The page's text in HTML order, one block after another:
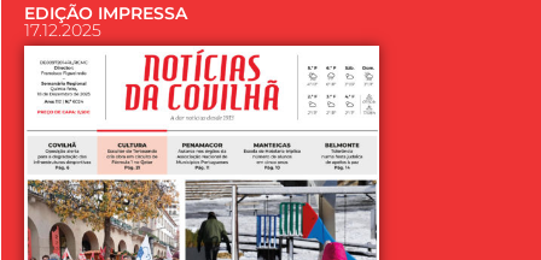
EDIÇÃO IMPRESSA
17.12.2025